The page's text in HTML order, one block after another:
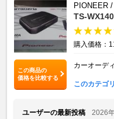
この商品の
価格を比較する
PIONEER
TS-
購入価格：
カーオーデ
このカテゴ
ユーザーの最新投稿
2026